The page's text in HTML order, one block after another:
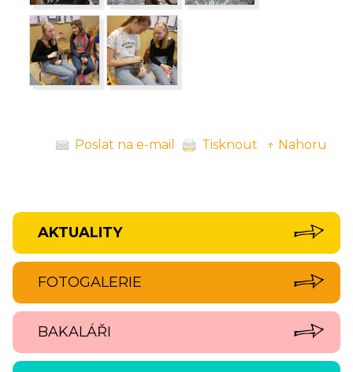
Poslat na e-mail Tisknout ↑ Nahoru
AKTUALITY
FOTOGALERIE
BAKALÁŘI